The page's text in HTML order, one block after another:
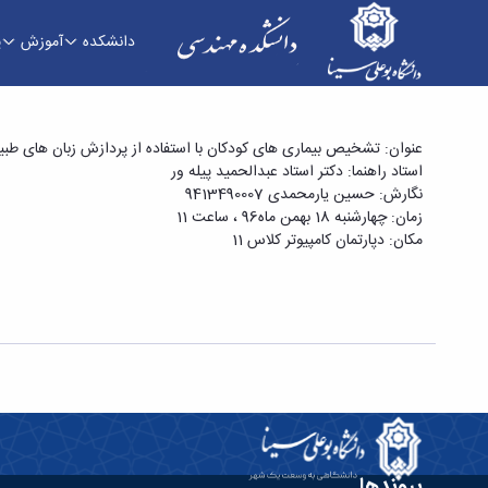
دانشکده آموزش
سمینار کارشناسی ارشد آقای حسین یارمحمدی
عنوان: تشخیص بیماری های کودکان با استفاده از پردازش زبان های
استاد راهنما: دکتر استاد عبدالحمید پیله ور
نگارش: حسین یارمحمدی 9413490007
زمان: چهارشنبه 18 بهمن ماه96 ، ساعت 11
مکان: دپارتمان کامپیوتر کلاس 11